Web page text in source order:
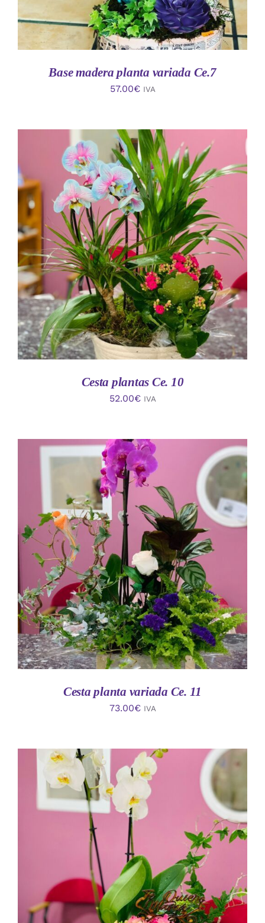
Base madera planta variada Ce.7
57.00€ IVA
AÑADIR AL CARRITO
/
DETALLES
Cesta plantas Ce. 10
52.00€ IVA
AÑADIR AL CARRITO
/
DETALLES
Cesta planta variada Ce. 11
73.00€ IVA
AÑADIR AL CARRITO
/